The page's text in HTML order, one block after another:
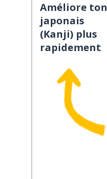
Améliore ton
japonais
(Kanji) plus
rapidement